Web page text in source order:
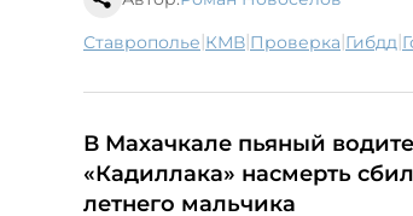
Ставрополье| КМВ| проверка| гибдд|
В Махачкале пьяный
«Кадиллака» насмерть сбил
летнего мальчика